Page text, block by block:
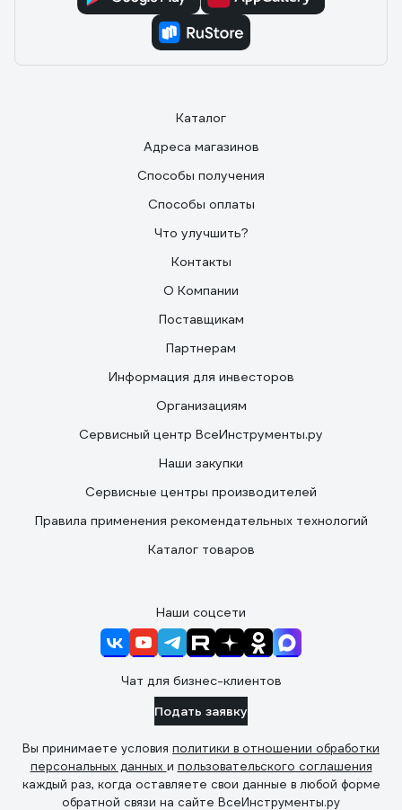
Каталог
Адреса магазинов
Способы получения
Способы оплаты
Что улучшить?
Контакты
О Компании
Поставщикам
Партнерам
Информация для инвесторов
Организациям
Сервисный центр ВсеИнструменты.ру
Наши закупки
Сервисные центры производителей
Правила применения рекомендательных технологий
Каталог товаров
Наши соцсети
Чат для бизнес-клиентов
Подать заявку
Вы принимаете условия политики в отношении обработки
персональных данных и пользовательского соглашения
каждый раз, когда оставляете свои данные в любой форме
обратной связи на сайте ВсеИнструменты.ру